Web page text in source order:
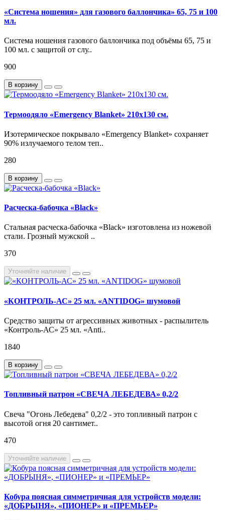
«Система ношения» для газового баллончика» 65, 75 и 100
мл.
Система ношения газового баллончика под объёмы 65, 75 и
100 мл. с защитой от слу..
900
В корзину
Термоодяло «Emergency Blanket» 210х130 см.
Изотермическое покрывало «Emergency Blanket» сохраняет
90% излучаемого телом теп..
280
В корзину
Расческа-бабочка «Black»
Стальная расческа-бабочка «Black» изготовлена из ножевой
стали. Грозный мужской ..
370
Уточняйте наличие
«КОНТРОЛЬ-АС» 25 мл. «ANTIDOG» шумовой
Средство защиты от агрессивных животных - распылитель
«Контроль-АС» 25 мл. «Anti..
1840
В корзину
Топливный патрон «СВЕЧА ЛЕБЕДЕВА» 0,2/2
Свеча "Огонь Лебедева" 0,2/2 - это топливный патрон с
высотой огня 20 сантимет..
470
Уточняйте наличие
Кобура поясная симметричная для устройств модели:
«ДОБРЫНЯ», «ПИОНЕР» и «ПРЕМЬЕР»